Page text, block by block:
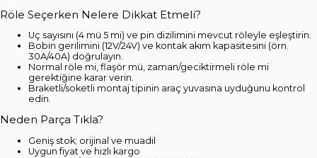
Röle Seçerken Nelere Dikkat Etmeli?
Uç sayısını (4 mü 5 mi) ve pin dizilimini mevcut röleyle eşleştirin.
Bobin gerilimini (12V/24V) ve kontak akım kapasitesini (örn.
30A/40A) doğrulayın.
Normal röle mi, flaşör mü, zaman/geciktirmeli röle mi
gerektiğine karar verin.
Braketli/soketli montaj tipinin araç yuvasına uyduğunu kontrol
edin.
Neden Parça Tıkla?
Geniş stok; orijinal ve muadil
Uygun fiyat ve hızlı kargo